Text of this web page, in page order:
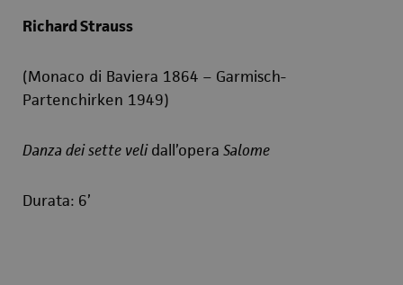
Richard Strauss
(Monaco di Baviera 1864 – Garmisch-
Partenchirken 1949)
Danza dei sette velidall’opera Salome
Durata: 6’